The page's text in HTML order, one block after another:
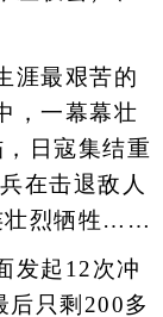
最艰苦的
，一幕幕壮
日寇集结重
在击退敌人
壮烈牺牲……
起12次冲
后只剩200多